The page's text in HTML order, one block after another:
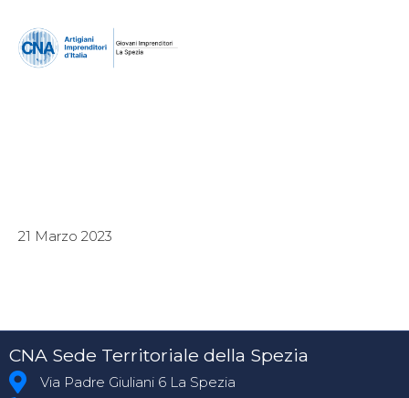
21 Marzo 2023
CNA Sede Territoriale della Spezia
Via Padre Giuliani 6 La Spezia